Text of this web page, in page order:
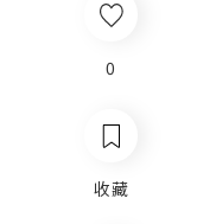
0
收藏